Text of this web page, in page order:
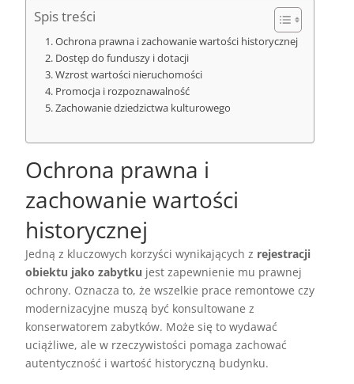
Spis treści
Ochrona prawna i zachowanie wartości historycznej
Dostęp do funduszy i dotacji
Wzrost wartości nieruchomości
Promocja i rozpoznawalność
Zachowanie dziedzictwa kulturowego
Ochrona prawna i
zachowanie wartości
historycznej
Jedną z kluczowych korzyści wynikających z rejestracji
obiektu jako zabytku jest zapewnienie mu prawnej
ochrony. Oznacza to, że wszelkie prace remontowe czy
modernizacyjne muszą być konsultowane z
konserwatorem zabytków. Może się to wydawać
uciążliwe, ale w rzeczywistości pomaga zachować
autentyczność i wartość historyczną budynku.